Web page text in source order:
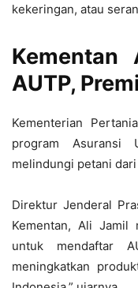
kekeringan, atau
Kementan
AUTP,
Kementerian
program Asuransi
melindungi petani
Direktur Jenderal
Kementan, Ali Jamil
untuk mendaftar
meningkatkan